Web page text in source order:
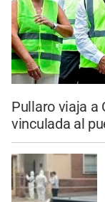
Pullaro viaja a
vinculada al